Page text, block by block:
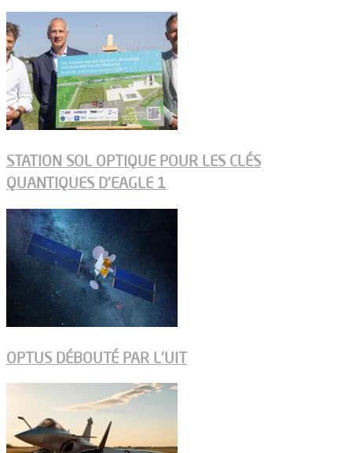
STATION SOL OPTIQUE POUR LES CLÉS
QUANTIQUES D’EAGLE 1
OPTUS DÉBOUTÉ PAR L’UIT